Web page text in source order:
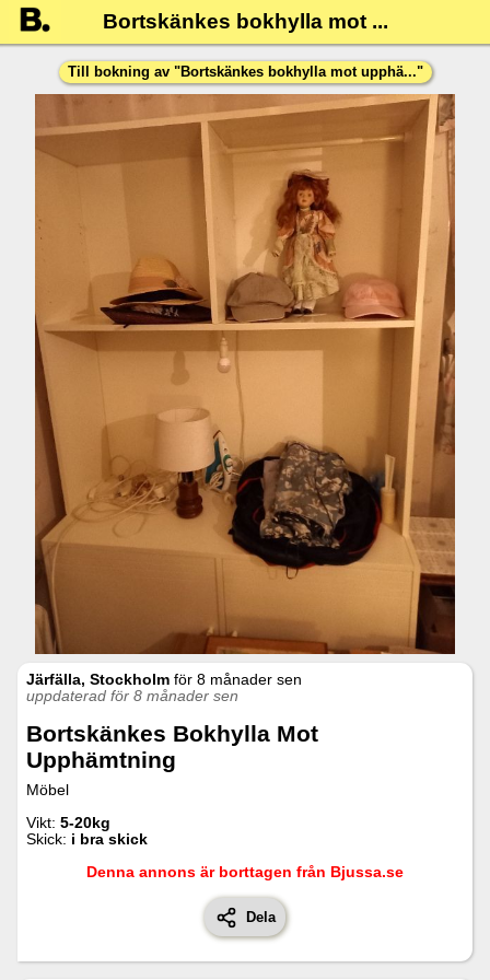
Bortskänkes bokhylla mot ...
Till bokning av "Bortskänkes bokhylla mot upphä..."
Järfälla, Stockholm för 8 månader sen
uppdaterad för 8 månader sen
Bortskänkes Bokhylla Mot
Upphämtning
Möbel
Vikt: 5-20kg
Skick: i bra skick
Denna annons är borttagen från Bjussa.se
Dela